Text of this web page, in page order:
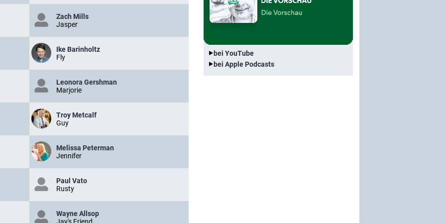
Zach Mills
Jasper
Ike Barinholtz
Fly
Leonora Gershman
Marjorie
Troy Metcalf
Guy
Melissa Peterman
Jennifer
Paul Vato
Rusty
Wayne Allsop
bei YouTube
bei Apple Podcasts